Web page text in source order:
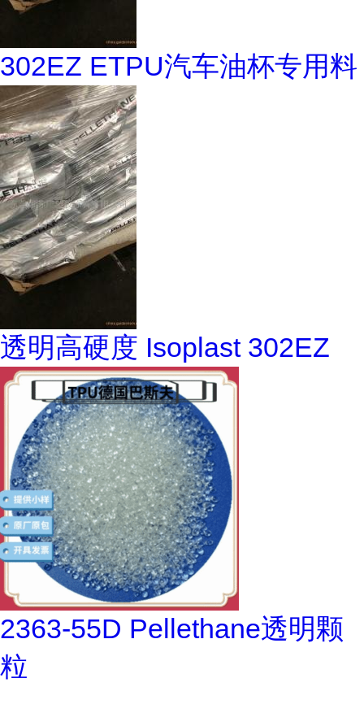
302EZ ETPU汽车油杯专用料
透明高硬度 Isoplast 302EZ
2363-55D Pellethane透明颗
粒